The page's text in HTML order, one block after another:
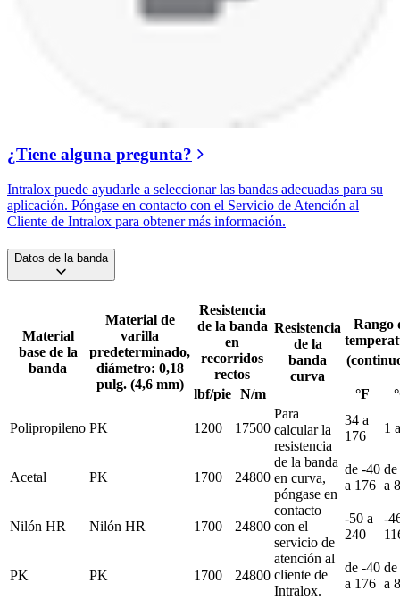
¿Tiene alguna pregunta?
Intralox puede ayudarle a seleccionar las bandas adecuadas para su
aplicación. Póngase en contacto con el Servicio de Atención al
Cliente de Intralox para obtener más información.
Datos de la banda
Material
base de la
banda
Material de
varilla
predeterminado,
diámetro: 0,18
pulg. (4,6 mm)
Resistencia
de la banda
en
recorridos
rectos
Resistencia
de la
banda
curva
Rango
lbf/pie N/m °F
Polipropileno PK 1200 17500
Para
calcular la
resistencia
de la banda
en curva,
póngase en
contacto
con el
servicio de
atención al
cliente de
Intralox.
34 a
176
1
Acetal PK 1700 24800
de -40
a 176 a
Nilón HR Nilón HR 1700 24800
-50 a
240
-
PK PK 1700 24800
de -40
a 176 a